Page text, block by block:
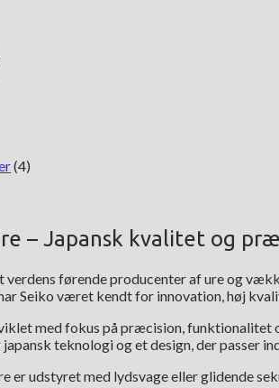
(4)
– Japansk kvalitet og
førende producenter af ure og
Seiko været kendt for innovation, høj
med fokus på præcision,
teknologi og et design, der passer
er udstyret med lydsvage eller glidende